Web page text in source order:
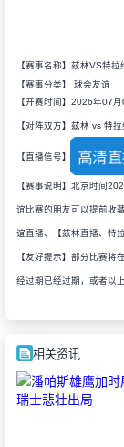
【赛事名称】兹林VS特拉
【赛事分类】 球会友谊
【开赛时间】2026年07
【对阵双方】兹林 vs 特
【直播信号】 高清
【赛事说明】北京时间
谊比赛的朋友可以提前收
谊直播、【兹林直播、特
【友好提示】部分比赛将
经过期已经过期，或者以
相关资讯